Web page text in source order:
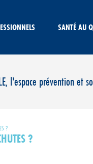
SANTÉ AU
l'espace prévention et
?
?